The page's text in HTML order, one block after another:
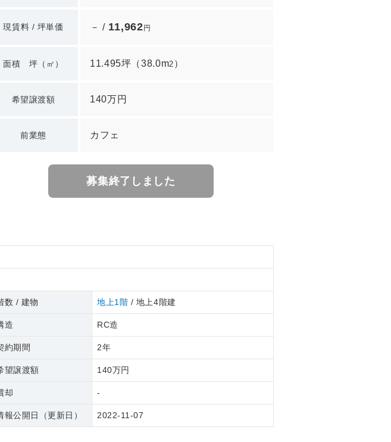
現賃料 / 坪単価 － / 11,962 円
面積 坪（㎡） 11.495坪 （38.0m2 ）
希望譲渡額 140万円
前業態 カフェ
募集終了しました
数 / 建物 地上1階 / 地上4階建
造 RC造
約期間 2年
望譲渡額 140万円
却 -
報公開日（更新日） 2022-11-07